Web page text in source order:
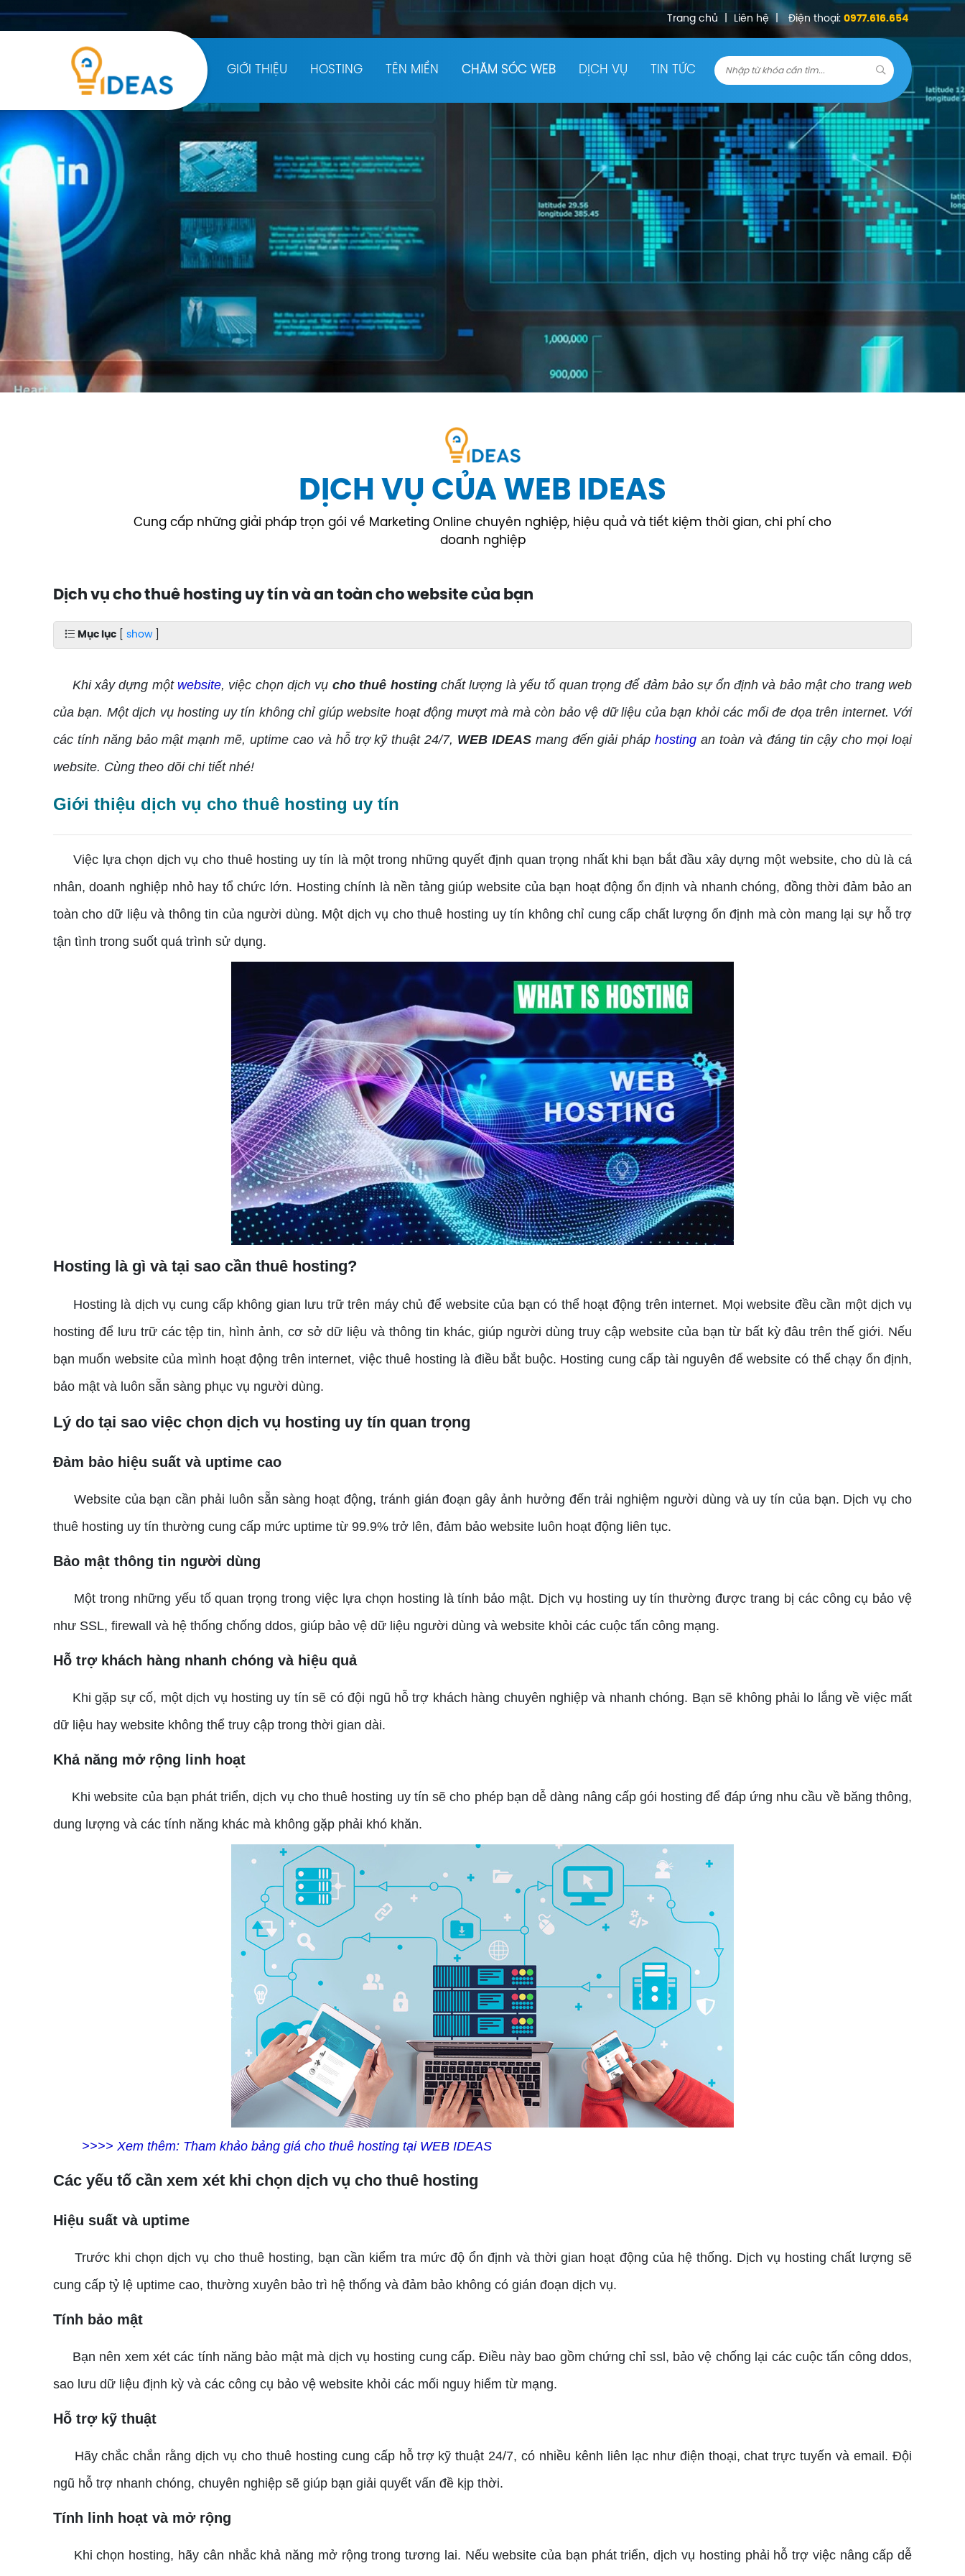
Trang chủ Liên hệ | Điện thoại:0977.616.654
GIỚI THIỆU HOSTING TÊN MIỀN CHĂM SÓC WEB DỊCH VỤ TIN TỨC
DỊCH VỤ CỦA WEB IDEAS
Cung cấp những giải pháp trọn gói về Marketing Online chuyên nghiệp, hiệu quả và tiết kiệm thời gian, chi phí cho
doanh nghiệp
Dịch vụ cho thuê hosting uy tín và an toàn cho website của bạn
Mục lục[ show]
Khi xây dựng một website, việc chọn dịch vụ cho thuê hostingchất lượng là yếu tố quan trọng để đảm bảo sự ổn định và bảo mật cho trang web
của bạn. Một dịch vụ hosting uy tín không chỉ giúp website hoạt động mượt mà mà còn bảo vệ dữ liệu của bạn khỏi các mối đe dọa trên internet. Với
các tính năng bảo mật mạnh mẽ, uptime cao và hỗ trợ kỹ thuật 24/7, WEB IDEASmang đến giải pháphosting an toàn và đáng tin cậy cho mọi loại
website. Cùng theo dõi chi tiết nhé!
Giới thiệu dịch vụ cho thuê hosting uy tín
Việc lựa chọn dịch vụ cho thuê hosting uy tín là một trong những quyết định quan trọng nhất khi bạn bắt đầu xây dựng một website, cho dù là cá
nhân, doanh nghiệp nhỏ hay tổ chức lớn. Hosting chính là nền tảng giúp website của bạn hoạt động ổn định và nhanh chóng, đồng thời đảm bảo an
toàn cho dữ liệu và thông tin của người dùng. Một dịch vụ cho thuê hosting uy tín không chỉ cung cấp chất lượng ổn định mà còn mang lại sự hỗ trợ
tận tình trong suốt quá trình sử dụng.
Hosting là gì và tại sao cần thuê hosting?
Hosting là dịch vụ cung cấp không gian lưu trữ trên máy chủ để website của bạn có thể hoạt động trên internet. Mọi website đều cần một dịch vụ
hosting để lưu trữ các tệp tin, hình ảnh, cơ sở dữ liệu và thông tin khác, giúp người dùng truy cập website của bạn từ bất kỳ đâu trên thế giới. Nếu
bạn muốn website của mình hoạt động trên internet, việc thuê hosting là điều bắt buộc. Hosting cung cấp tài nguyên để website có thể chạy ổn định,
bảo mật và luôn sẵn sàng phục vụ người dùng.
Lý do tại sao việc chọn dịch vụ hosting uy tín quan trọng
Đảm bảo hiệu suất và uptime cao
Website của bạn cần phải luôn sẵn sàng hoạt động, tránh gián đoạn gây ảnh hưởng đến trải nghiệm người dùng và uy tín của bạn. Dịch vụ cho
thuê hosting uy tín thường cung cấp mức uptime từ 99.9% trở lên, đảm bảo website luôn hoạt động liên tục.
Bảo mật thông tin người dùng
Một trong những yếu tố quan trọng trong việc lựa chọn hosting là tính bảo mật. Dịch vụ hosting uy tín thường được trang bị các công cụ bảo vệ
như SSL, firewall và hệ thống chống ddos, giúp bảo vệ dữ liệu người dùng và website khỏi các cuộc tấn công mạng.
Hỗ trợ khách hàng nhanh chóng và hiệu quả
Khi gặp sự cố, một dịch vụ hosting uy tín sẽ có đội ngũ hỗ trợ khách hàng chuyên nghiệp và nhanh chóng. Bạn sẽ không phải lo lắng về việc mất
dữ liệu hay website không thể truy cập trong thời gian dài.
Khả năng mở rộng linh hoạt
Khi website của bạn phát triển, dịch vụ cho thuê hosting uy tín sẽ cho phép bạn dễ dàng nâng cấp gói hosting để đáp ứng nhu cầu về băng thông,
dung lượng và các tính năng khác mà không gặp phải khó khăn.
>>>> Xem thêm: Tham khảo bảng giá cho thuê hosting tại WEB IDEAS
Các yếu tố cần xem xét khi chọn dịch vụ cho thuê hosting
Hiệu suất và uptime
Trước khi chọn dịch vụ cho thuê hosting, bạn cần kiểm tra mức độ ổn định và thời gian hoạt động của hệ thống. Dịch vụ hosting chất lượng sẽ
cung cấp tỷ lệ uptime cao, thường xuyên bảo trì hệ thống và đảm bảo không có gián đoạn dịch vụ.
Tính bảo mật
Bạn nên xem xét các tính năng bảo mật mà dịch vụ hosting cung cấp. Điều này bao gồm chứng chỉ ssl, bảo vệ chống lại các cuộc tấn công ddos,
sao lưu dữ liệu định kỳ và các công cụ bảo vệ website khỏi các mối nguy hiểm từ mạng.
Hỗ trợ kỹ thuật
Hãy chắc chắn rằng dịch vụ cho thuê hosting cung cấp hỗ trợ kỹ thuật 24/7, có nhiều kênh liên lạc như điện thoại, chat trực tuyến và email. Đội
ngũ hỗ trợ nhanh chóng, chuyên nghiệp sẽ giúp bạn giải quyết vấn đề kịp thời.
Tính linh hoạt và mở rộng
Khi chọn hosting, hãy cân nhắc khả năng mở rộng trong tương lai. Nếu website của bạn phát triển, dịch vụ hosting phải hỗ trợ việc nâng cấp dễ